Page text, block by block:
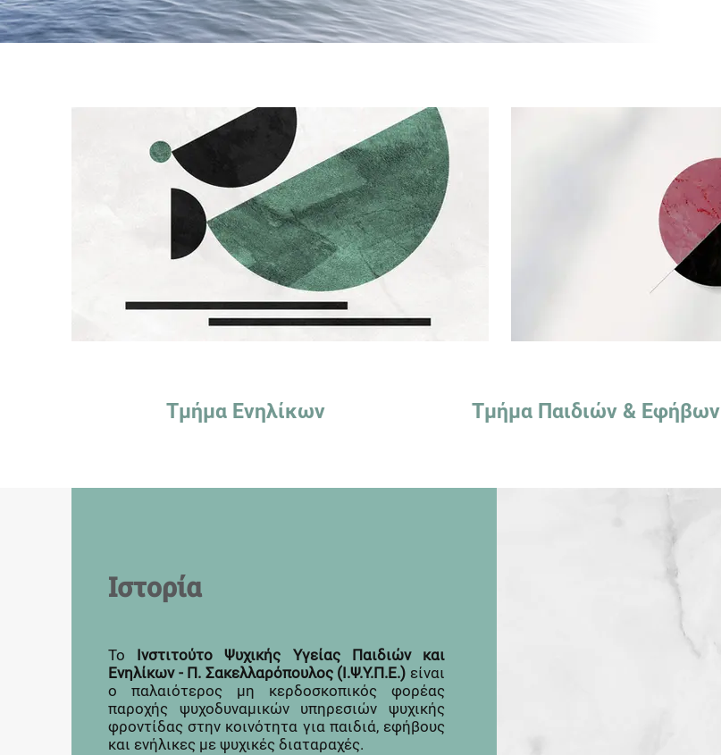
Τμήμα Ενηλίκων Τμήμα Παιδιών & Εφήβων
Ιστορία
Το Ινστιτούτο Ψυχικής Υγείας Παιδιών και
Ενηλίκων - Π. Σακελλαρόπουλος (Ι.Ψ.Υ.Π.Ε.) είναι
ο παλαιότερος μη κερδοσκοπικός φορέας
παροχής ψυχοδυναμικών υπηρεσιών ψυχικής
φροντίδας στην κοινότητα για παιδιά, εφήβους
και ενήλικες με ψυχικές διαταραχές.